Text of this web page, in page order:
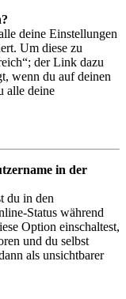
deine Einstellungen
Um diese zu
der Link dazu
wenn du auf deinen
alle deine
in der
du in den
Status während
Option einschaltest,
und du selbst
als unsichtbarer